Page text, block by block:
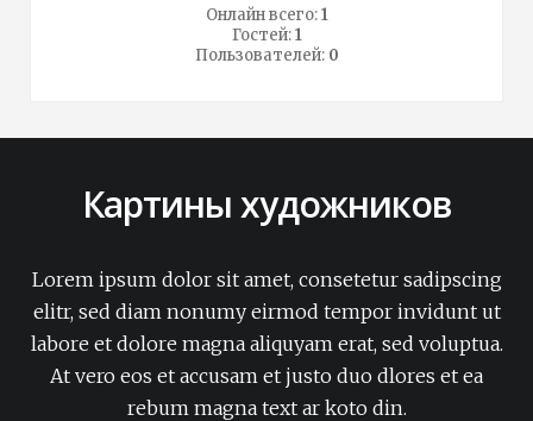
Онлайн всего:1
Гостей:1
Пользователей: 0
Картины художников
Lorem ipsum dolor sit amet, consetetur sadipscing
elitr, sed diam nonumy eirmod tempor invidunt ut
labore et dolore magna aliquyam erat, sed voluptua.
At vero eos et accusam et justo duo dlores et ea
rebum magna text ar koto din.